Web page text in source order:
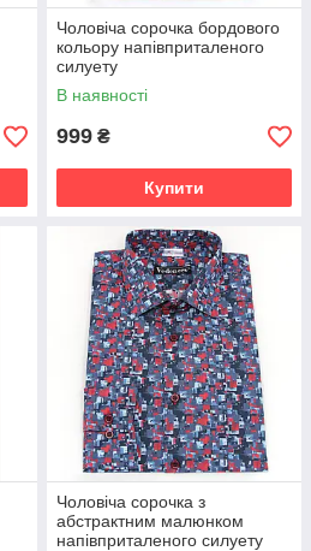
Чоловіча сорочка бордового
кольору напівприталеного
силуету
В наявності
999 ₴
Купити
Чоловіча сорочка з
абстрактним малюнком
напівприталеного силуету